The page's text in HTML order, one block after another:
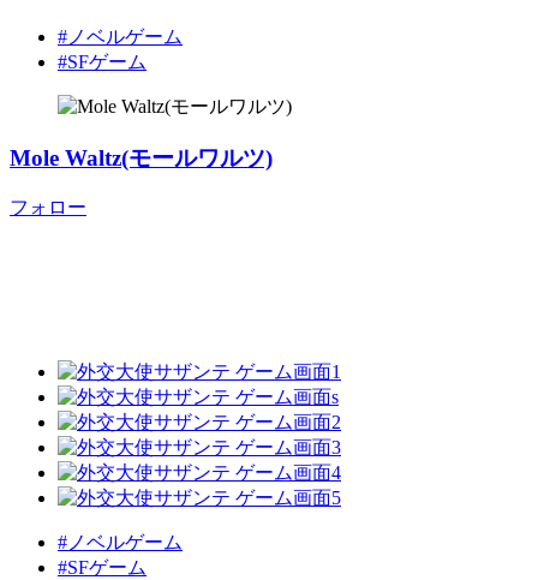
#ノベルゲーム
#SFゲーム
Mole Waltz(モールワルツ)
フォロー
#ノベルゲーム
#SFゲーム